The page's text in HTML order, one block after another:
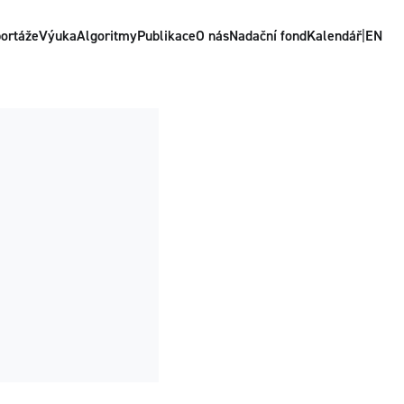
VýukaAlgoritmyPublikaceO násNadační fondKalendář|EN